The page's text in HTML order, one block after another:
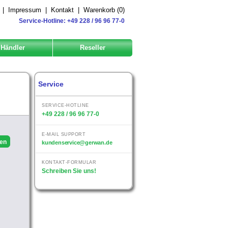
Impressum Kontakt Warenkorb (0)
Service-Hotline: +49 228 / 96 96 77-0
Händler Reseller
Service
SERVICE-HOTLINE
+49 228 / 96 96 77-0
E-MAIL SUPPORT
kundenservice@gerwan.de
KONTAKT-FORMULAR
Schreiben Sie uns!